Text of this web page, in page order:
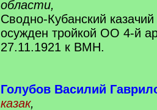
области,
Сводно-Кубанский
осужден тройкой ОО 4-й
27.11.1921 к ВМН.
Голубов Василий
казак,